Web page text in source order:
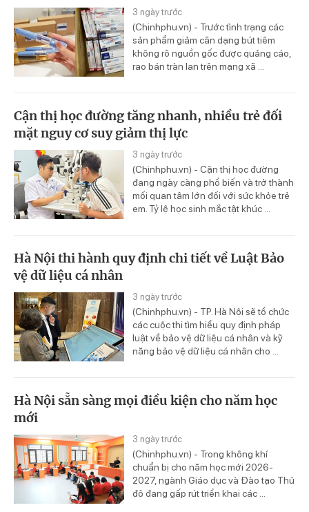
3 ngày trước
(Chinhphu.vn) - Trước tình trạng các
sản phẩm giảm cân dạng bút tiêm
không rõ nguồn gốc được quảng cáo,
rao bán tràn lan trên mạng xã ...
Cận thị học đường tăng nhanh, nhiều trẻ đối
mặt nguy cơ suy giảm thị lực
3 ngày trước
(Chinhphu.vn) - Cận thị học đường
đang ngày càng phổ biến và trở thành
mối quan tâm lớn đối với sức khỏe trẻ
em. Tỷ lệ học sinh mắc tật khúc ...
Hà Nội thi hành quy định chi tiết về Luật Bảo
vệ dữ liệu cá nhân
3 ngày trước
(Chinhphu.vn) - TP. Hà Nội sẽ tổ chức
các cuộc thi tìm hiểu quy định pháp
luật về bảo vệ dữ liệu cá nhân và kỹ
năng bảo vệ dữ liệu cá nhân cho ...
Hà Nội sẵn sàng mọi điều kiện cho năm học
mới
3 ngày trước
(Chinhphu.vn) - Trong không khí
chuẩn bị cho năm học mới 2026-
2027, ngành Giáo dục và Đào tạo Thủ
đô đang gấp rút triển khai các ...